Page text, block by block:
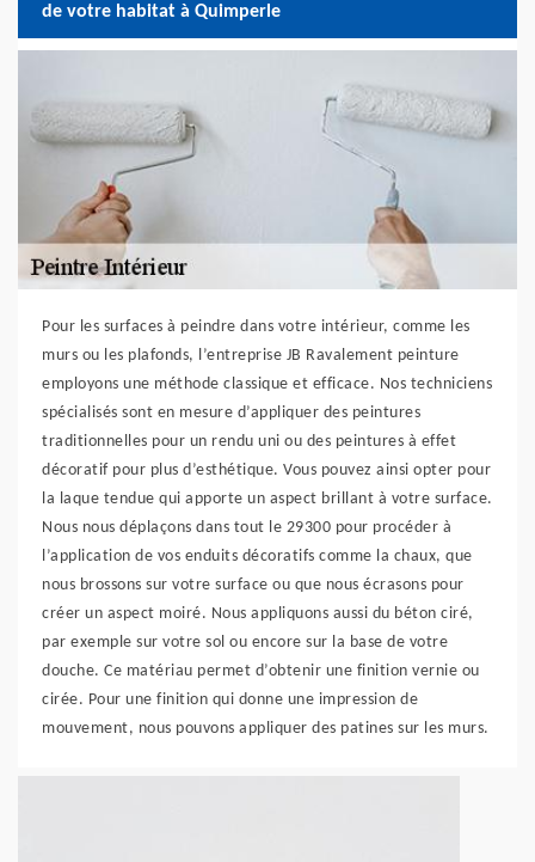
de votre habitat à Quimperle
Pour les surfaces à peindre dans votre intérieur, comme les
murs ou les plafonds, l’entreprise JB Ravalement peinture
employons une méthode classique et efficace. Nos techniciens
spécialisés sont en mesure d’appliquer des peintures
traditionnelles pour un rendu uni ou des peintures à effet
décoratif pour plus d’esthétique. Vous pouvez ainsi opter pour
la laque tendue qui apporte un aspect brillant à votre surface.
Nous nous déplaçons dans tout le 29300 pour procéder à
l’application de vos enduits décoratifs comme la chaux, que
nous brossons sur votre surface ou que nous écrasons pour
créer un aspect moiré. Nous appliquons aussi du béton ciré,
par exemple sur votre sol ou encore sur la base de votre
douche. Ce matériau permet d’obtenir une finition vernie ou
cirée. Pour une finition qui donne une impression de
mouvement, nous pouvons appliquer des patines sur les murs.